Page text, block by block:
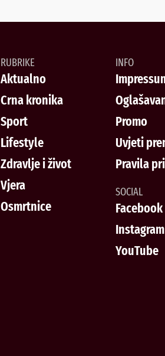
RUBRIKE
Aktualno
Crna kronika
Sport
Lifestyle
Zdravlje i život
Vjera
Osmrtnice
INFO
Promo
Uvjeti
Pravila
SOCIAL
Facebook
Instagram
YouTube